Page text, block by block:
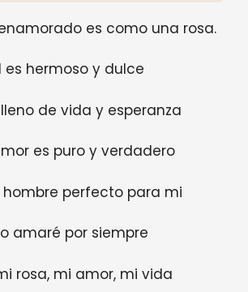
es como una rosa.
es hermoso y dulce
de vida y esperanza
es puro y verdadero
hombre perfecto para mi
amaré por siempre
rosa, mi amor, mi vida